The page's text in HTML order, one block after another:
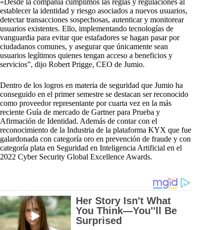
establecer la identidad y riesgo asociados a nuevos usuarios,
detectar transacciones sospechosas, autenticar y monitorear
usuarios existentes. Ello, implementando tecnologías de
vanguardia para evitar que estafadores se hagan pasar por
ciudadanos comunes, y asegurar que únicamente sean
usuarios legítimos quienes tengan acceso a beneficios y
servicios”, dijo Robert Prigge, CEO de Jumio.
Dentro de los logros en materia de seguridad que Jumio ha
conseguido en el primer semestre se destacan ser reconocido
como proveedor representante por cuarta vez en la más
reciente Guía de mercado de Gartner para Prueba y
Afirmación de Identidad. Además de contar con el
reconocimiento de la Industria de la plataforma KYX que fue
galardonada con categoría oro en prevención de fraude y con
categoría plata en Seguridad en Inteligencia Artificial en el
2022 Cyber Security Global Excellence Awards.